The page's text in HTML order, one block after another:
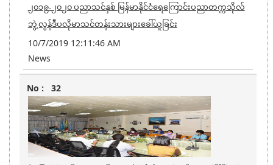
၂၀၁၉-၂၀၂၀ ပညာသင်နှစ် မြန်မာနိုင်ငံရေကြောင်းပညာတက္ကသိုလ်
ဘွဲ့လွန်ဒီပလိုမာသင်တန်းသားများခေါ်ယူခြင်း
10/7/2019 12:11:46 AM
News
32